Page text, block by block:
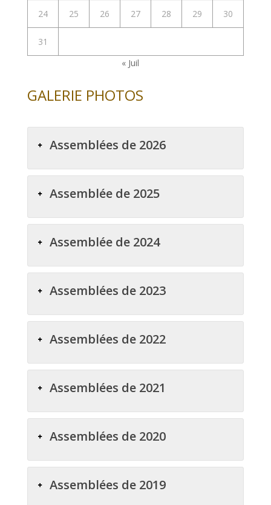
24 25 26 27 28 29 30
31
« Juil
GALERIE PHOTOS
Assemblées de 2026
Assemblée de 2025
Assemblée de 2024
Assemblées de 2023
Assemblées de 2022
Assemblées de 2021
Assemblées de 2020
Assemblées de 2019